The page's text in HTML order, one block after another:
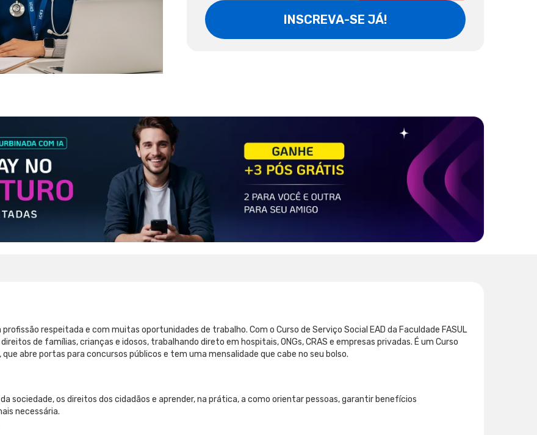
INSCREVA-SE JÁ!
respeitada e com muitas oportunidades de trabalho. Com o Curso de Serviço Social EAD da Faculdade FASUL
de famílias, crianças e idosos, trabalhando direto em hospitais, ONGs, CRAS e empresas privadas. É um Curso
abre portas para concursos públicos e tem uma mensalidade que cabe no seu bolso.
sociedade, os direitos dos cidadãos e aprender, na prática, a como orientar pessoas, garantir benefícios
necessária.